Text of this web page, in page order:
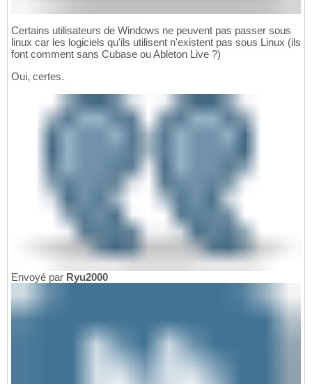
Certains utilisateurs de Windows ne peuvent pas passer sous
linux car les logiciels qu'ils utilisent n'existent pas sous Linux (ils
font comment sans Cubase ou Ableton Live ?)
Oui, certes.
Envoyé par Ryu2000